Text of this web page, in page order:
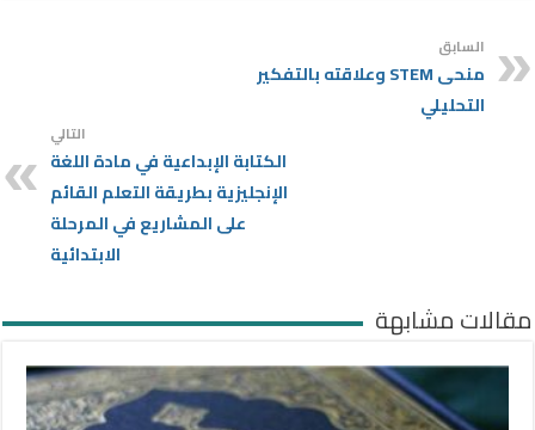
السابق
منحى STEM وعلاقته بالتفكير
التحليلي
التالي
الكتابة الإبداعية في مادة اللغة
الإنجليزية بطريقة التعلم القائم
على المشاريع في المرحلة
الابتدائية
مقالات مشابهة